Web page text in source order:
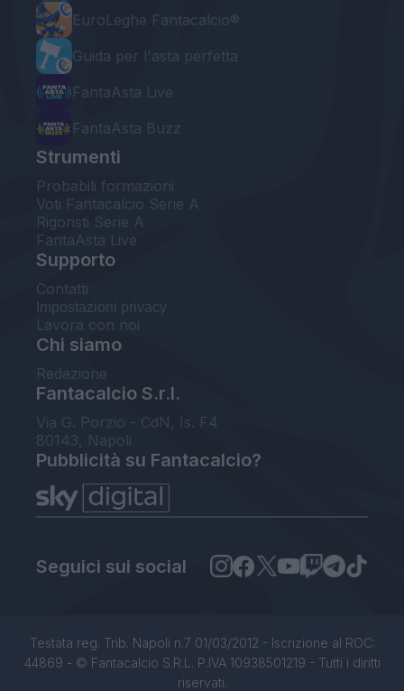
EuroLeghe Fantacalcio®
Guida per l'asta perfetta
FantaAsta Live
FantaAsta Buzz
Strumenti
Probabili formazioni
Voti Fantacalcio Serie A
Rigoristi Serie A
FantaAsta Live
Supporto
Contatti
Impostazioni privacy
Lavora con noi
Chi siamo
Redazione
Fantacalcio S.r.l.
Via G. Porzio - CdN, Is. F4
80143, Napoli
Pubblicità su Fantacalcio?
Seguici sui social
Testata reg. Trib. Napoli n.7 01/03/2012 - Iscrizione al ROC:
44869 - © Fantacalcio S.R.L. P.IVA 10938501219 - Tutti i diritti
riservati.